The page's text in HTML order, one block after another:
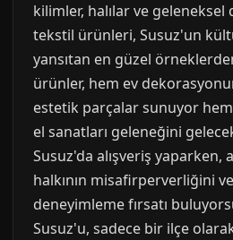
kilimler, halılar ve geleneksel
tekstil ürünleri, Susuz'un
yansıtan en güzel
ürünler, hem ev
estetik parçalar sunuyor
el sanatları geleneğini
Susuz'da alışveriş yaparken,
halkının misafirperverliğini ve
deneyimleme fırsatı
Susuz'u, sadece bir ilçe